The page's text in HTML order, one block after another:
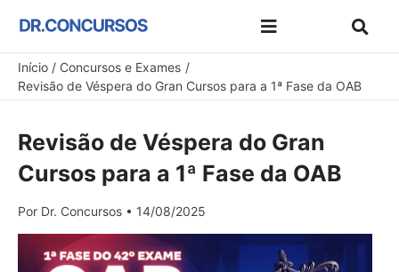
conteúdo
Início
Concursos e Exames
Revisão de Véspera do Gran Cursos para a 1ª Fase da OAB
Revisão de Véspera do Gran
Cursos para a 1ª Fase da OAB
Por Dr. Concursos • 14/08/2025